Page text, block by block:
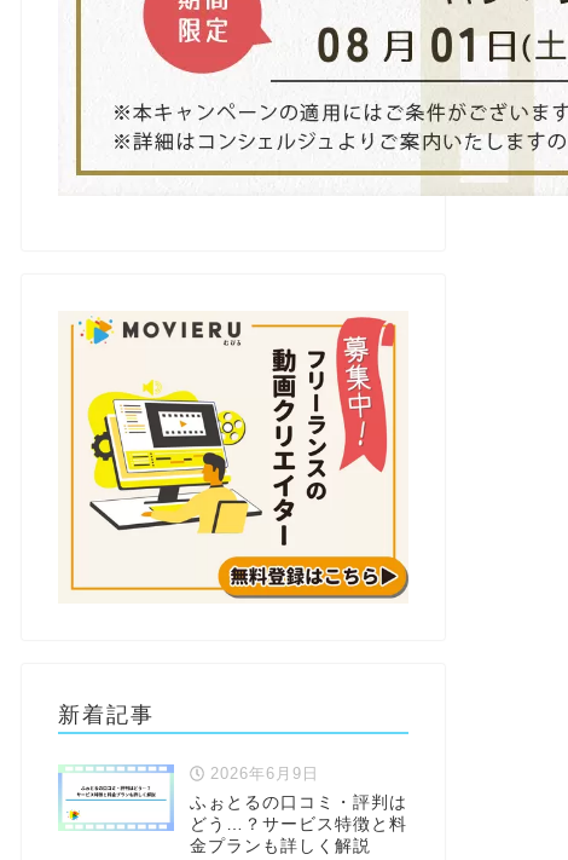
新着記事
2026年6月9日
ふぉとるの口コミ・評判は
どう…？サービス特徴と料
金プランも詳しく解説